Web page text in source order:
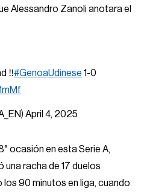
Alessandro Zanoli anotara el
‼️#GenoaUdinese 1-0
April 4, 2025
ocasión en esta Serie A,
racha de 17 duelos
90 minutos en liga, cuando